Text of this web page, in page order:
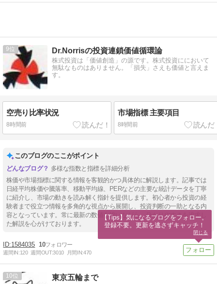
9 Dr.Norrisの投資連鎖価値循環論
株式投資は「価値創造」の源です。株式投資ににおいて
無駄なものはありません。「損失」さえも価値と言えま
す。
空売り比率状況
8時間前
市場指標 主要項目
8時間前
このブログのここがポイント
多様な指数と指標を詳細分析
株価や市場指標に関する情報を客観的かつ具体的に解説します。記事では
日経平均株価や騰落率、移動平均線、PERなどの主要な統計データを丁寧
に紹介し、市場の動きを読み解く指針を提供します。初心者から投資の経
験者まで役立つ情報を多角的な視点から展開し、投資判断の一助となる内
容となっています。常に最新の数値を追いながら、分かりやすさを追求し
た解説を心がけております。
1584035 10
週間IN:120 週間OUT:3010 月間IN:470
10 東京五輪まで
【Tips】気になるブログをフォロー。
登録不要。更新を逃さずキャッチ！
閉じる